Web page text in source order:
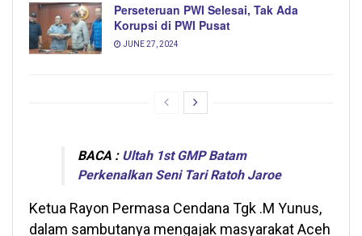
Perseteruan PWI Selesai, Tak Ada
Korupsi di PWI Pusat
JUNE 27, 2024
BACA : Ultah 1st GMP Batam
Perkenalkan Seni Tari Ratoh Jaroe
Ketua Rayon Permasa Cendana Tgk .M Yunus,
dalam sambutanya mengajak masyarakat Aceh